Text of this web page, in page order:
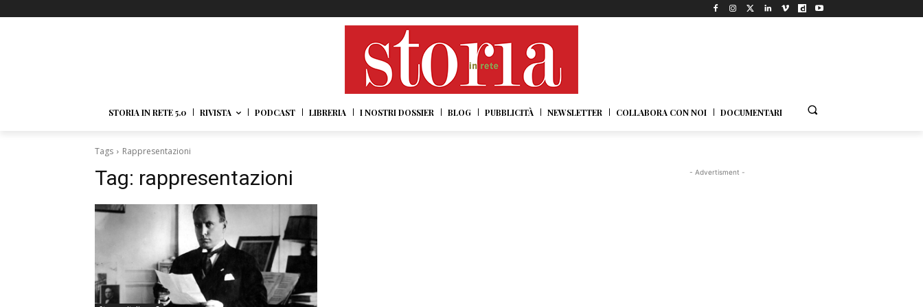
STORIA IN RETE 5.0 RIVISTA PODCAST LIBRERIA I NOSTRI DOSSIER BLOG PUBBLICITÀ NEWSLETTER COLLABORA CON NOI DOCUMENTARI
Tags Rappresentazioni
Tag: rappresentazioni - Advertisment -